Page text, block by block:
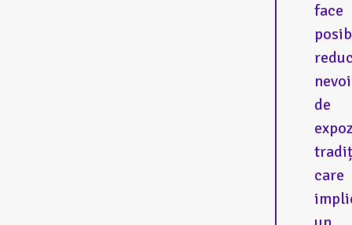
face
de
care